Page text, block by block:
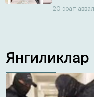
20 соат аввал
Янгиликлар